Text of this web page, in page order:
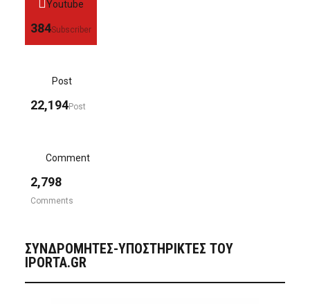
Youtube
384Subscriber
Post
22,194Post
Comment
2,798
Comments
ΣΥΝΔΡΟΜΗΤΈΣ-ΥΠΟΣΤΗΡΙΚΤΈΣ ΤΟΥ
IPORTA.GR